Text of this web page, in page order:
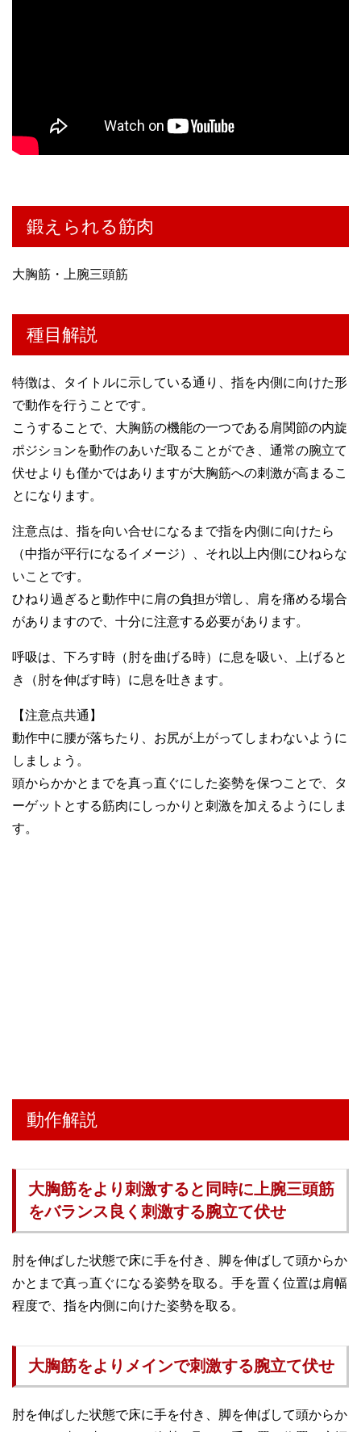
鍛えられる筋肉
大胸筋・上腕三頭筋
種目解説
特徴は、タイトルに示している通り、指を内側に向けた形
で動作を行うことです。
こうすることで、大胸筋の機能の一つである肩関節の内旋
ポジションを動作のあいだ取ることができ、通常の腕立て
伏せよりも僅かではありますが大胸筋への刺激が高まるこ
とになります。
注意点は、指を向い合せになるまで指を内側に向けたら
（中指が平行になるイメージ）、それ以上内側にひねらな
いことです。
ひねり過ぎると動作中に肩の負担が増し、肩を痛める場合
がありますので、十分に注意する必要があります。
呼吸は、下ろす時（肘を曲げる時）に息を吸い、上げると
き（肘を伸ばす時）に息を吐きます。
【注意点共通】
動作中に腰が落ちたり、お尻が上がってしまわないように
しましょう。
頭からかかとまでを真っ直ぐにした姿勢を保つことで、タ
ーゲットとする筋肉にしっかりと刺激を加えるようにしま
す。
動作解説
大胸筋をより刺激すると同時に上腕三頭筋
をバランス良く刺激する腕立て伏せ
肘を伸ばした状態で床に手を付き、脚を伸ばして頭からか
かとまで真っ直ぐになる姿勢を取る。手を置く位置は肩幅
程度で、指を内側に向けた姿勢を取る。
大胸筋をよりメインで刺激する腕立て伏せ
肘を伸ばした状態で床に手を付き、脚を伸ばして頭からか